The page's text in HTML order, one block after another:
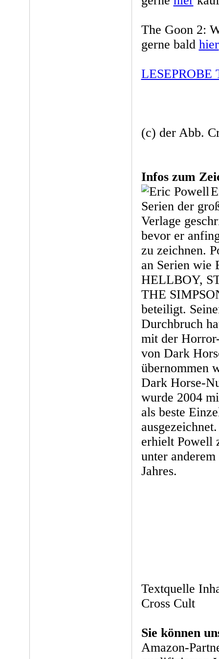
The Goon 2:
gerne bald hier
LESEPROBE
(c) der Abb.
Infos zum
Serien der
Verlage
bevor er
zu zeichnen.
an Serien wie
HELLBOY,
THE
beteiligt.
Durchbruch
mit der
von Dark
übernommen
Dark Horse-
wurde 2004
als beste
erhielt Powell
unter
Jahres.
Textquelle
Cross Cult
Sie können
Amazon-